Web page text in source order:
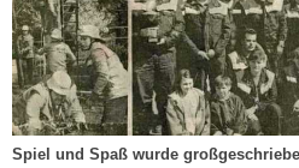
Spiel und Spaß wurde